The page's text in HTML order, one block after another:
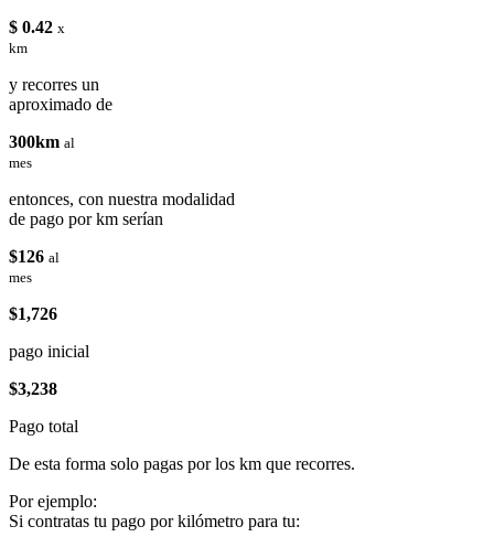
$ 0.42 x
km
y recorres un
aproximado de
300km al
mes
entonces, con nuestra modalidad
de pago por km serían
$126 al
mes
$1,726
pago inicial
$3,238
Pago total
De esta forma solo pagas por los km que recorres.
Por ejemplo:
Si contratas tu pago por kilómetro para tu: